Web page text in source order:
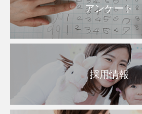
アンケート
採用情報